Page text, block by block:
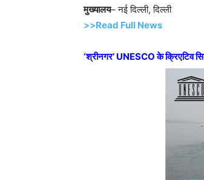
मुख्यालय– नई दिल्ली, दिल्ली
>>Read Full News
‘श्रीनगर’ UNESCO के क्रिएटिव